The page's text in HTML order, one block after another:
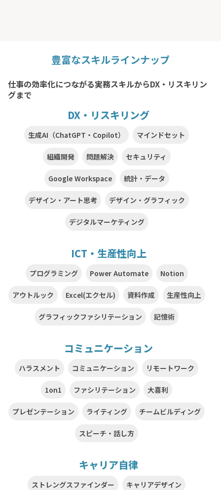
豊富なスキルラインナップ
仕事の効率化につながる実務スキルからDX・リスキリン
グまで
DX・リスキリング
生成AI（ChatGPT・Copilot） マインドセット
組織開発 問題解決 セキュリティ
Google Workspace 統計・データ
デザイン・アート思考 デザイン・グラフィック
デジタルマーケティング
ICT・生産性向上
プログラミング Power Automate Notion
アウトルック Excel(エクセル) 資料作成 生産性向上
グラフィックファシリテーション 記憶術
コミュニケーション
ハラスメント コミュニケーション リモートワーク
1on1 ファシリテーション 大喜利
プレゼンテーション ライティング チームビルディング
スピーチ・話し方
キャリア自律
ストレングスファインダー キャリアデザイン